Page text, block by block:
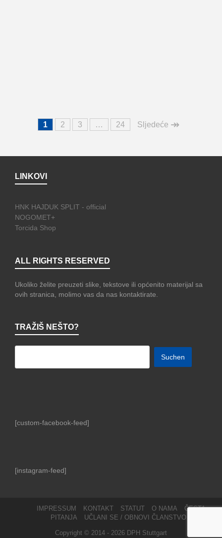
1 2 3 … 24 Sljedeće ↠
LINKOVI
HNK HAJDUK SPLIT - official
NOGOMET+
Torcida Shop
ALL RIGHTS RESERVED
Ukoliko želite preuzeti slike, tekstove ili općenito materijal sa
ovih stranica, molimo vas da nas kontaktirate.
TRAŽIŠ NEŠTO?
[custom-facebook-feed]
[instagram-feed]
IMPRESSUM KONTAKT STATUT O NAMA
ČESTA
PITANJA
UČLANI SE / OBNOVI ČLANSTVO
Copyright © 2014 - 2026 DPH Stuttgart